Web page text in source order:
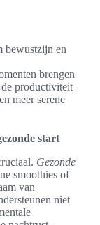
bewustzijn en
brengen
productiviteit
meer serene
start
Gezonde
smoothies of
van
niet